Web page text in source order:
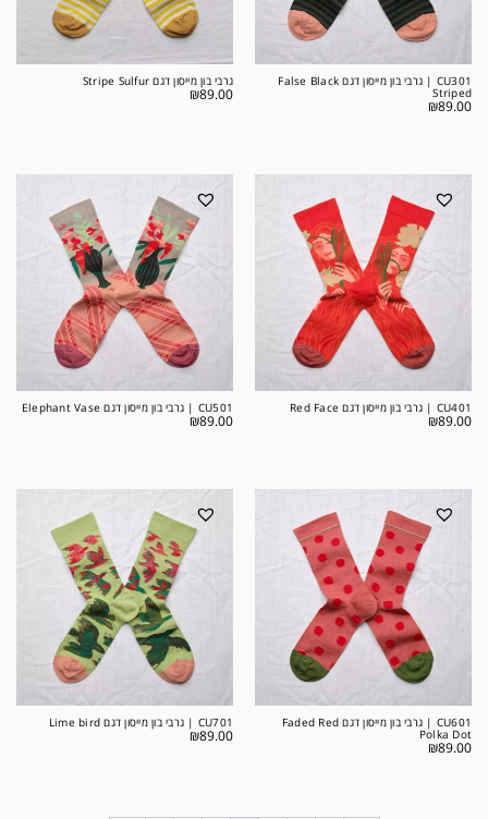
CU301 | גרבי בון מייסון דגם False Black
Striped
₪89.00
גרבי בון מייסון דגם Stripe Sulfur
₪89.00
CU401 | גרבי בון מייסון דגם Red Face
₪89.00
CU501 | גרבי בון מייסון דגם Elephant Vase
₪89.00
CU601 | גרבי בון מייסון דגם Faded Red
Polka Dot
₪89.00
CU701 | גרבי בון מייסון דגם Lime bird
₪89.00